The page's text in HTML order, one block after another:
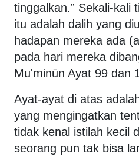
tinggalkan.” Sekali-kali
itu adalah dalih yang
hadapan mereka ada
pada hari mereka
Mu'minūn Ayat 99 dan
Ayat-ayat di atas
yang mengingatkan
tidak kenal istilah kecil
seorang pun tak bisa